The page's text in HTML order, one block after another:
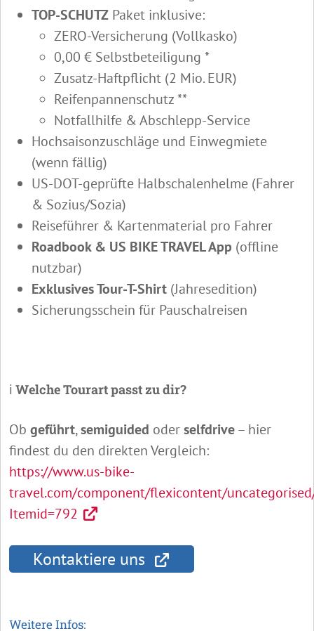
TOP-SCHUTZ Paket inklusive:
ZERO-Versicherung (Vollkasko)
0,00 € Selbstbeteiligung *
Zusatz-Haftpflicht (2 Mio. EUR)
Reifenpannenschutz **
Notfallhilfe & Abschlepp-Service
Hochsaisonzuschläge und Einwegmiete
(wenn fällig)
US-DOT-geprüfte Halbschalenhelme (Fahrer
& Sozius/Sozia)
Reiseführer & Kartenmaterial pro Fahrer
Roadbook & US BIKE TRAVEL App (offline
nutzbar)
Exklusives Tour-T-Shirt (Jahresedition)
Sicherungsschein für Pauschalreisen
ℹ️ Welche Tourart passt zu dir?
Ob geführt,semiguided oderselfdrive– hier
findest du den direkten Vergleich:
https://www.us-bike-
travel.com/component/flexicontent/
Itemid=792
Kontaktiere uns
Weitere Infos: